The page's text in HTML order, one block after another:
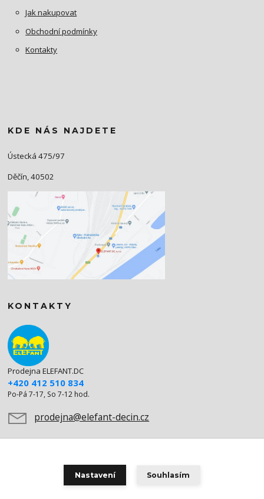
Jak nakupovat
Obchodní podmínky
Kontakty
KDE NÁS NAJDETE
Ústecká 475/97
Děčín, 40502
KONTAKTY
Prodejna ELEFANT.DC
+420 412 510 834
Po-Pá 7-17, So 7-12 hod.
prodejna@elefant-decin.cz
Nastavení Souhlasím